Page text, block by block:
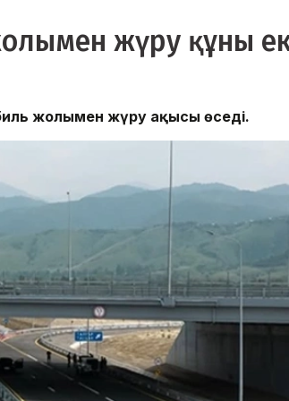
жүру құны
жолымен жүру ақысы өседі.